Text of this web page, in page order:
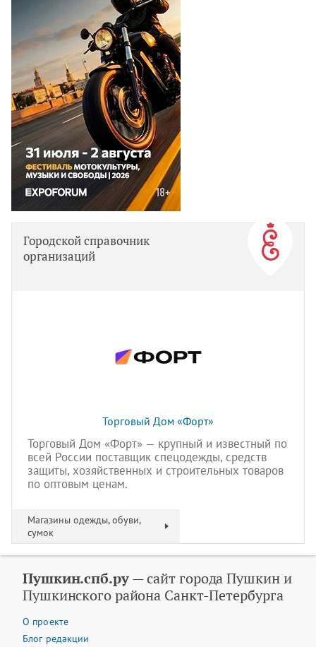
Городской справочник
организаций
Торговый Дом «Форт»
Торговый Дом «Форт» — крупный и известный по
всей России поставщик спецодежды, средств
защиты, хозяйственных и строительных товаров
по оптовым ценам.
Магазины одежды, обуви,
сумок
Пушкин.спб.ру— сайт города Пушкин и
Пушкинского района Санкт-Петербурга
О проекте
Блог редакции